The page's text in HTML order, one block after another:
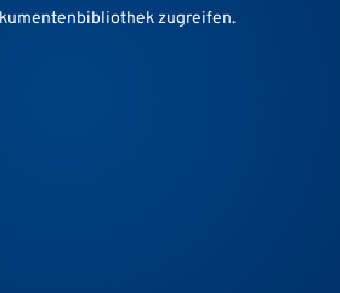
zugreifen.